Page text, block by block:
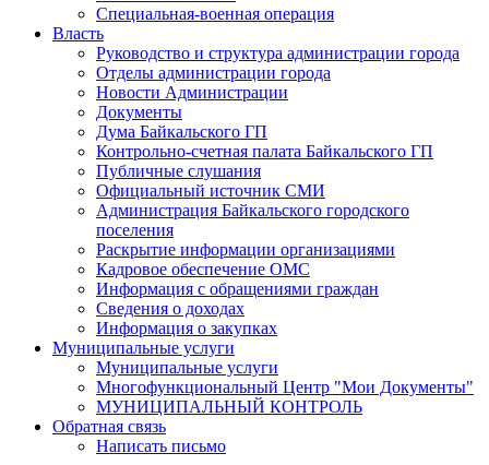
Специальная-военная операция
Власть
Руководство и структура администрации города
Отделы администрации города
Новости Администрации
Документы
Дума Байкальского ГП
Контрольно-счетная палата Байкальского ГП
Публичные слушания
Официальный источник СМИ
Администрация Байкальского городского
поселения
Раскрытие информации организациями
Кадровое обеспечение ОМС
Информация с обращениями граждан
Сведения о доходах
Информация о закупках
Муниципальные услуги
Муниципальные услуги
Многофункциональный Центр "Мои Документы"
МУНИЦИПАЛЬНЫЙ КОНТРОЛЬ
Обратная связь
Написать письмо